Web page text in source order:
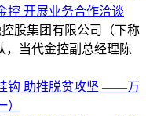
控 开展业务合作洽谈
股集团有限公司（下称
，当代金控副总经理陈